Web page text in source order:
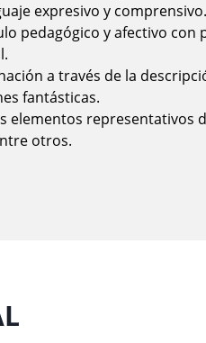
expresivo y comprensivo.
pedagógico y afectivo con
a través de la
fantásticas.
elementos representativos
otros.